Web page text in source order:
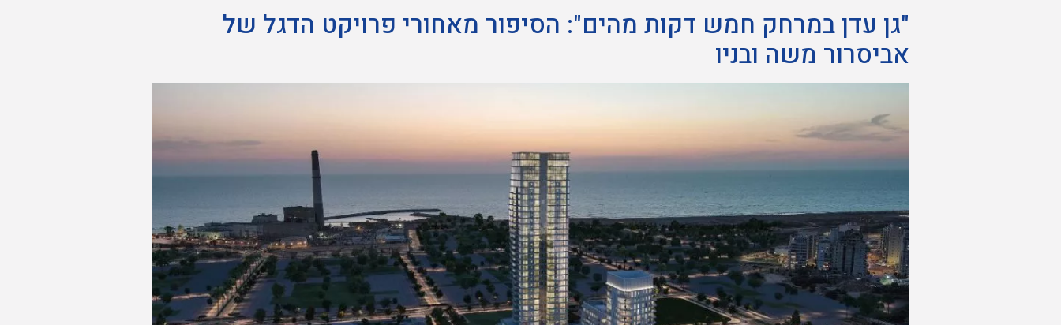
"גן עדן במרחק חמש דקות מהים": הסיפור מאחורי פרויקט הדגל של
אביסרור משה ובניו